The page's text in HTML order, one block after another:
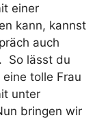
einer
kann, kannst
auch
So lässt du
tolle Frau
unter
bringen wir